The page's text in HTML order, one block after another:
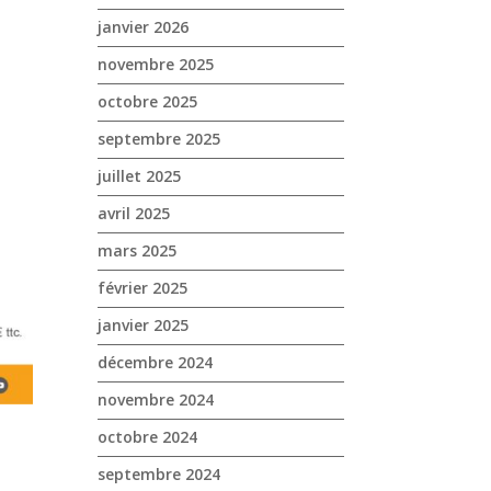
janvier 2026
novembre 2025
octobre 2025
septembre 2025
juillet 2025
avril 2025
mars 2025
février 2025
janvier 2025
décembre 2024
novembre 2024
octobre 2024
septembre 2024